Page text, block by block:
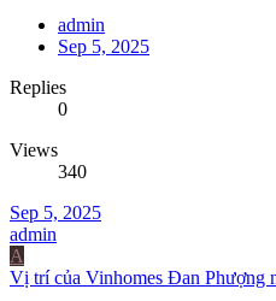
admin
Sep 5, 2025
Replies
0
Views
340
Sep 5, 2025
admin
A
Vị trí của Vinhomes Đan Phượng